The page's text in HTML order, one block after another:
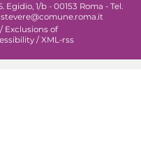
1/b - 00153 Roma - Tel.
/ Exclusions of
/ XML-rss